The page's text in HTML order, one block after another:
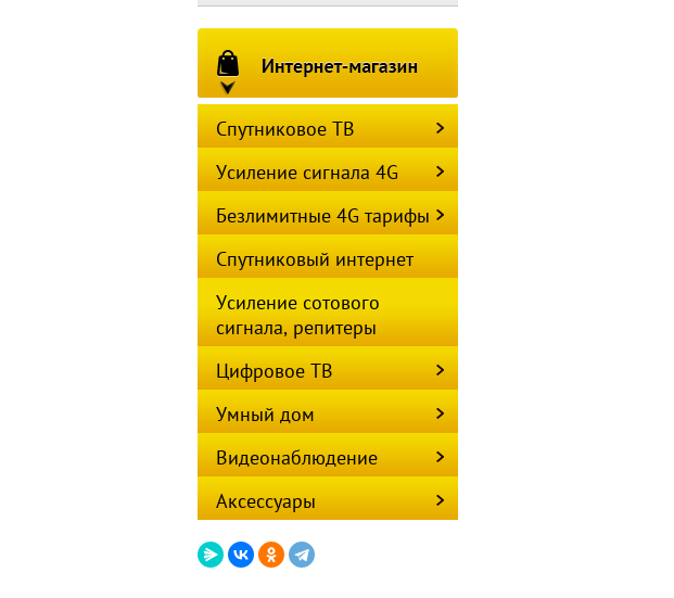
Спутниковое ТВ
Усиление сигнала 4G
Безлимитные 4G тарифы
Спутниковый интернет
Усиление сотового
сигнала, репитеры
Цифровое ТВ
Умный дом
Видеонаблюдение
Аксессуары